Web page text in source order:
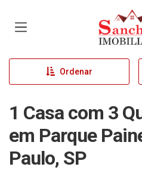
Página
Ordenar
1 Casa com 3
em Parque
Paulo, SP